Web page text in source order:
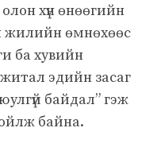
хүн өнөөгийн
жилийн өмнөхөөс
ба хувийн
эдийн засаг
байдал” гэж
байна.